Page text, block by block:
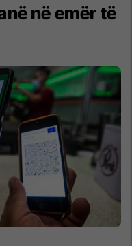
në emër të